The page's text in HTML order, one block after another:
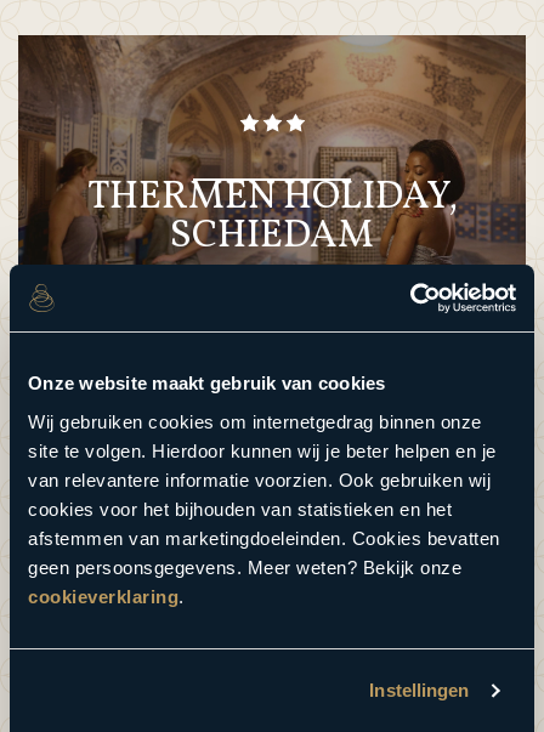
Onze website maakt gebruik van cookies
Wij gebruiken cookies om internetgedrag binnen onze
site te volgen. Hierdoor kunnen wij je beter helpen en je
van relevantere informatie voorzien. Ook gebruiken wij
cookies voor het bijhouden van statistieken en het
afstemmen van marketingdoeleinden. Cookies bevatten
geen persoonsgegevens. Meer weten? Bekijk onze
cookieverklaring.
Instellingen
THERMEN HOLIDAY,
SCHIEDAM
A BEWELLNESS CLASSIC RESORT
ZWALUWHOEVE,
A BEWELLNESS CLASSIC RESORT